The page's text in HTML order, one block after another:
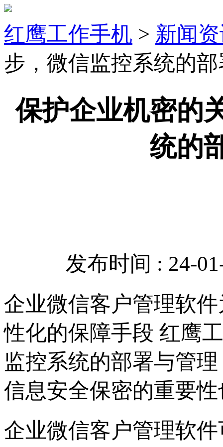
红鹰工作手机 > 新闻
步，微信监控系统的
保护企业机密的
统的
发布时间 : 24-
企业微信客户管理软
性化的保障手段 红鹰
监控系统的部署与管
信息安全保密的重要
企业微信客户管理软